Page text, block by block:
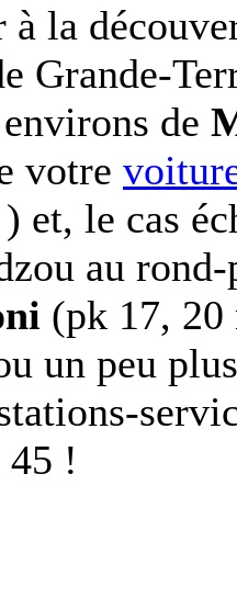
la
Grande-
de
votre
et, le cas
au
(pk 17, 20
un peu
45 !